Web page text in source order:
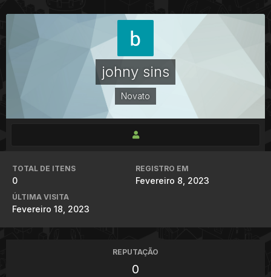
johny sins
Novato
TOTAL DE ITENS
0
REGISTRO EM
Fevereiro 8, 2023
ÚLTIMA VISITA
Fevereiro 18, 2023
REPUTAÇÃO
0